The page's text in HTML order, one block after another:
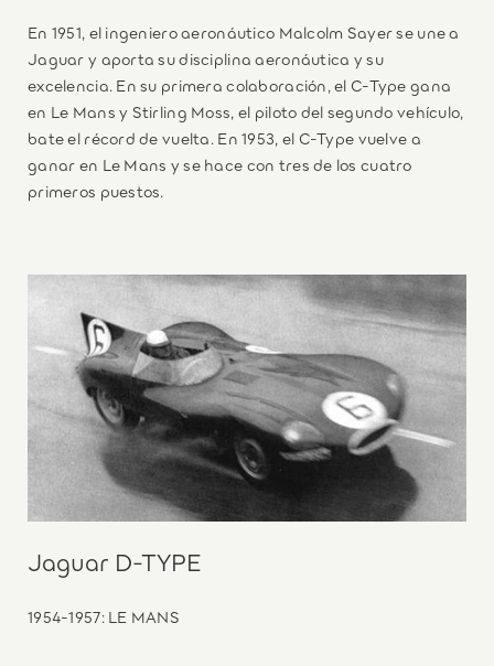
En 1951, el ingeniero aeronáutico Malcolm Sayer se une a
Jaguar y aporta su disciplina aeronáutica y su
excelencia. En su primera colaboración, el C-Type gana
en Le Mans y Stirling Moss, el piloto del segundo vehículo,
bate el récord de vuelta. En 1953, el C-Type vuelve a
ganar en Le Mans y se hace con tres de los cuatro
primeros puestos.
Jaguar D-TYPE
1954-1957: LE MANS